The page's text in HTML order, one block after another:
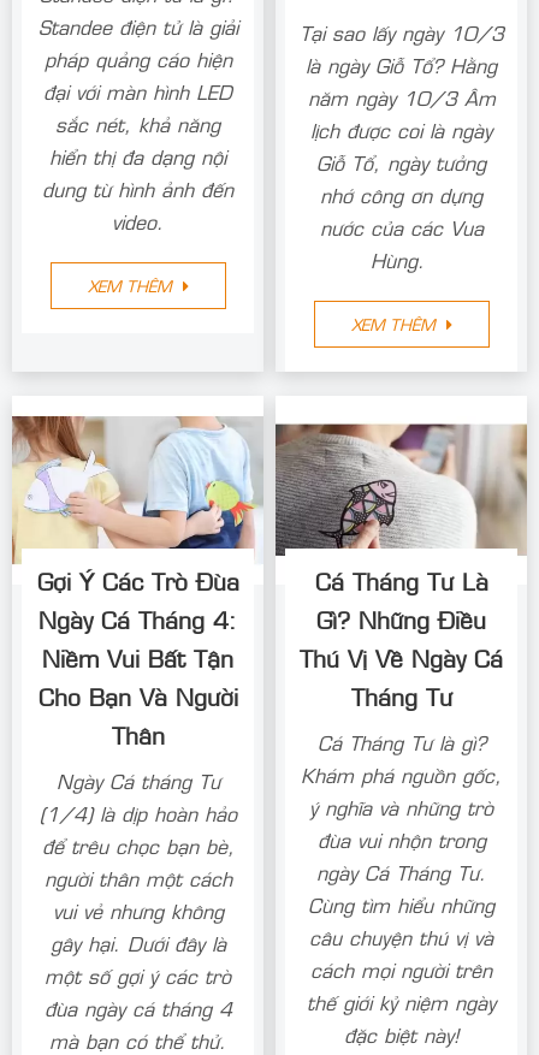
Standee điện tử là giải
pháp quảng cáo hiện
đại với màn hình LED
sắc nét, khả năng
hiển thị đa dạng nội
dung từ hình ảnh đến
video.
XEM THÊM
Tại sao lấy ngày 10/3
là ngày Giỗ Tổ? Hằng
năm ngày 10/3 Âm
lịch được coi là ngày
Giỗ Tổ, ngày tưởng
nhớ công ơn dựng
nước của các Vua
Hùng.
XEM THÊM
Gợi Ý Các Trò Đùa
Ngày Cá Tháng 4:
Niềm Vui Bất Tận
Cho Bạn Và Người
Thân
Ngày Cá tháng Tư
(1/4) là dịp hoàn hảo
để trêu chọc bạn bè,
người thân một cách
vui vẻ nhưng không
gây hại. Dưới đây là
một số gợi ý các trò
đùa ngày cá tháng 4
mà bạn có thể thử.
Cá Tháng Tư Là
Gì? Những Điều
Thú Vị Về Ngày Cá
Tháng Tư
Cá Tháng Tư là gì?
Khám phá nguồn gốc,
ý nghĩa và những trò
đùa vui nhộn trong
ngày Cá Tháng Tư.
Cùng tìm hiểu những
câu chuyện thú vị và
cách mọi người trên
thế giới kỷ niệm ngày
đặc biệt này!